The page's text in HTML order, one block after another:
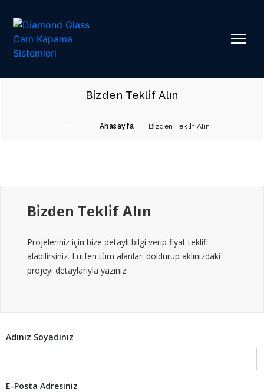
Bi̇zden Tekli̇f Alın
Anasayfa Bi̇zden Tekli̇f Alın
Bi̇zden Tekli̇f Alın
Projeleriniz için bize detaylı bilgi verip fiyat teklifi
alabilirsiniz. Lütfen tüm alanları doldurup aklınızdaki
projeyi detaylarıyla yazınız
Adınız Soyadınız
E-Posta Adresiniz